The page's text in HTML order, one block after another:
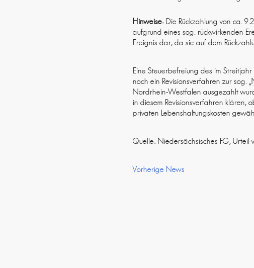
Hinweise: Die Rückzahlung von ca.
aufgrund eines sog. rückwirkenden
Ereignis dar, da sie auf dem
Eine Steuerbefreiung des im
noch ein Revisionsverfahren zur sog.
Nordrhein-Westfalen ausgezahlt
in diesem Revisionsverfahren klären,
privaten Lebenshaltungskosten
Quelle: Niedersächsisches FG,
Vorherige News